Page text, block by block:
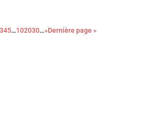
45…102030…»Dernière page »